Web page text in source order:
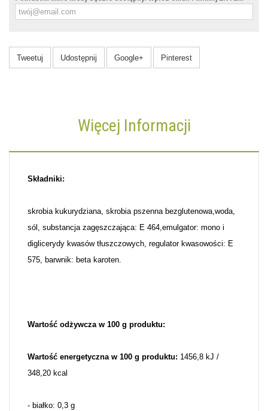
Tweetuj Udostępnij Google+ Pinterest
Więcej Informacji
Składniki:
skrobia kukurydziana, skrobia pszenna bezglutenowa,woda,
sól, substancja zagęszczająca: E 464,emulgator: mono i
diglicerydy kwasów tłuszczowych, regulator kwasowości: E
575, barwnik: beta karoten.
Wartość odżywcza w 100 g produktu:
Wartość energetyczna w 100 g produktu: 1456,8 kJ /
348,20 kcal
- białko: 0,3 g